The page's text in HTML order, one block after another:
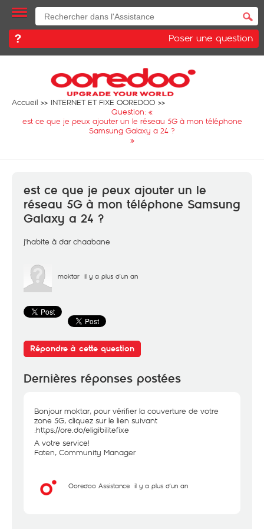
Poser une question
Accueil
INTERNET ET FIXE OOREDOO
Question: «
est ce que je peux ajouter un le réseau 5G à mon téléphone
Samsung Galaxy a 24 ?
»
est ce que je peux ajouter un le
réseau 5G à mon téléphone Samsung
Galaxy a 24 ?
j'habite à dar chaabane
moktar il y a plus d'un an
Répondre à cette question
Dernières réponses postées
Bonjour moktar, pour vérifier la couverture de votre
zone 5G, cliquez sur le lien suivant
:https://ore.do/eligibilitefixe
A votre service!
Faten, Community Manager
Ooredoo Assistance il y a plus d'un an